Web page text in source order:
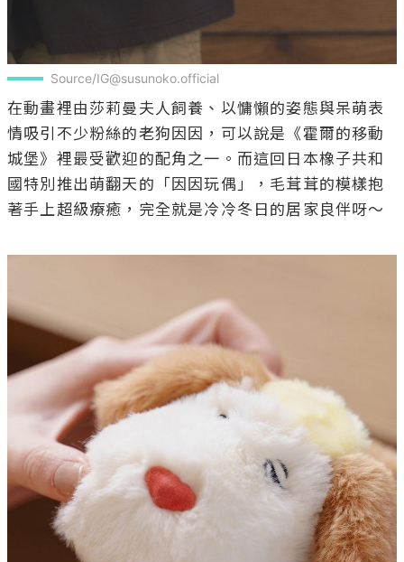
Source/IG@susunoko.official
在動畫裡由莎莉曼夫人飼養、以慵懶的姿態與呆萌表
情吸引不少粉絲的老狗因因，可以說是《霍爾的移動
城堡》裡最受歡迎的配角之一。而這回日本橡子共和
國特別推出萌翻天的「因因玩偶」，毛茸茸的模樣抱
著手上超級療癒，完全就是冷冷冬日的居家良伴呀～